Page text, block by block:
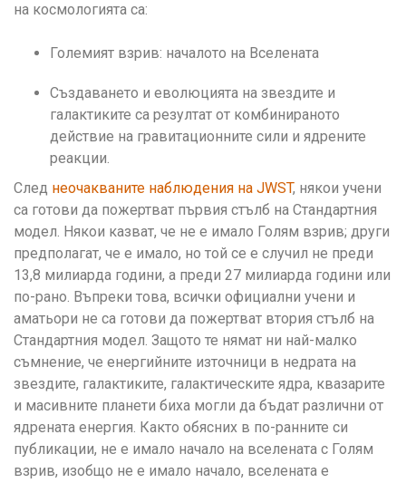
на космологията са:
Големият взрив: началото на Вселената
Създаването и еволюцията на звездите и
галактиките са резултат от комбинираното
действие на гравитационните сили и ядрените
реакции.
След неочакваните наблюдения на JWST, някои учени
са готови да пожертват първия стълб на Стандартния
модел. Някои казват, че не е имало Голям взрив; други
предполагат, че е имало, но той се е случил не преди
13,8 милиарда години, а преди 27 милиарда години или
по-рано. Въпреки това, всички официални учени и
аматьори не са готови да пожертват втория стълб на
Стандартния модел. Защото те нямат ни най-малко
съмнение, че енергийните източници в недрата на
звездите, галактиките, галактическите ядра, квазарите
и масивните планети биха могли да бъдат различни от
ядрената енергия. Както обясних в по-ранните си
публикации, не е имало начало на вселената с Голям
взрив, изобщо не е имало начало, вселената е